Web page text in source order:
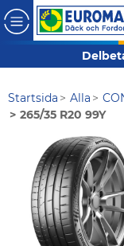
Startsida Alla
265/35 R20 99Y